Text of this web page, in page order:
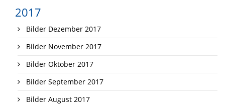
2017
Bilder Dezember 2017
Bilder November 2017
Bilder Oktober 2017
Bilder September 2017
Bilder August 2017